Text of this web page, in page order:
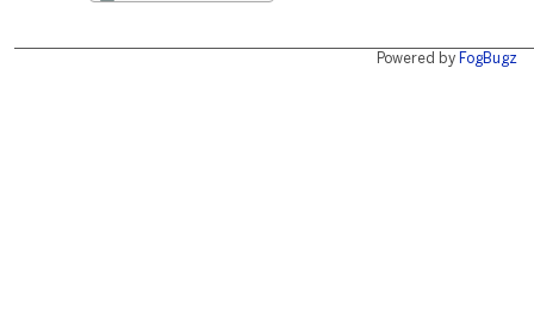
Powered by FogBugz